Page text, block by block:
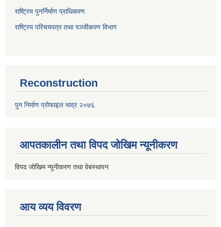
राष्ट्रिय पुनर्निर्माण प्राधिकरण
राष्ट्रिय परिचयपत्र तथा पञ्जीकरण विभाग
Reconstruction
पुन निर्माण प्रोफाइल भाद्र २०७६
आपतकालीन तथा विपद जोखिम न्यूनीकरण
विपद जोखिम न्यूनीकरण तथा वेबस्थापन
आय व्यय विवरण